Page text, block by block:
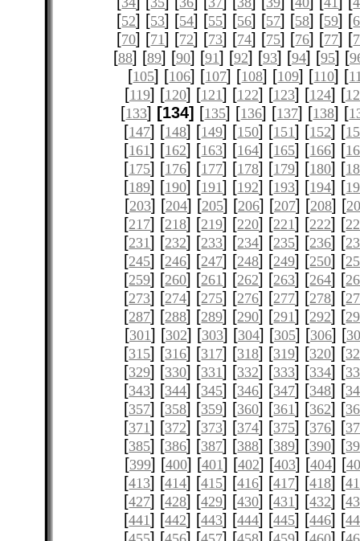
[52] [53] [54] [55] [56] [57] [58] [59] [
[70] [71] [72] [73] [74] [75] [76] [77] [
[88] [89] [90] [91] [92] [93] [94] [95] [
[105] [106] [107] [108] [109] [110] [
[119] [120] [121] [122] [123] [124] [
[133] [134] [135] [136] [137] [138] [
[147] [148] [149] [150] [151] [152] [
[161] [162] [163] [164] [165] [166] [
[175] [176] [177] [178] [179] [180] [
[189] [190] [191] [192] [193] [194] [
[203] [204] [205] [206] [207] [208] [
[217] [218] [219] [220] [221] [222] [
[231] [232] [233] [234] [235] [236] [
[245] [246] [247] [248] [249] [250] [
[259] [260] [261] [262] [263] [264] [
[273] [274] [275] [276] [277] [278] [
[287] [288] [289] [290] [291] [292] [
[301] [302] [303] [304] [305] [306] [
[315] [316] [317] [318] [319] [320] [
[329] [330] [331] [332] [333] [334] [
[343] [344] [345] [346] [347] [348] [
[357] [358] [359] [360] [361] [362] [
[371] [372] [373] [374] [375] [376] [
[385] [386] [387] [388] [389] [390] [
[399] [400] [401] [402] [403] [404] [
[413] [414] [415] [416] [417] [418] [
[427] [428] [429] [430] [431] [432] [
[441] [442] [443] [444] [445] [446] [